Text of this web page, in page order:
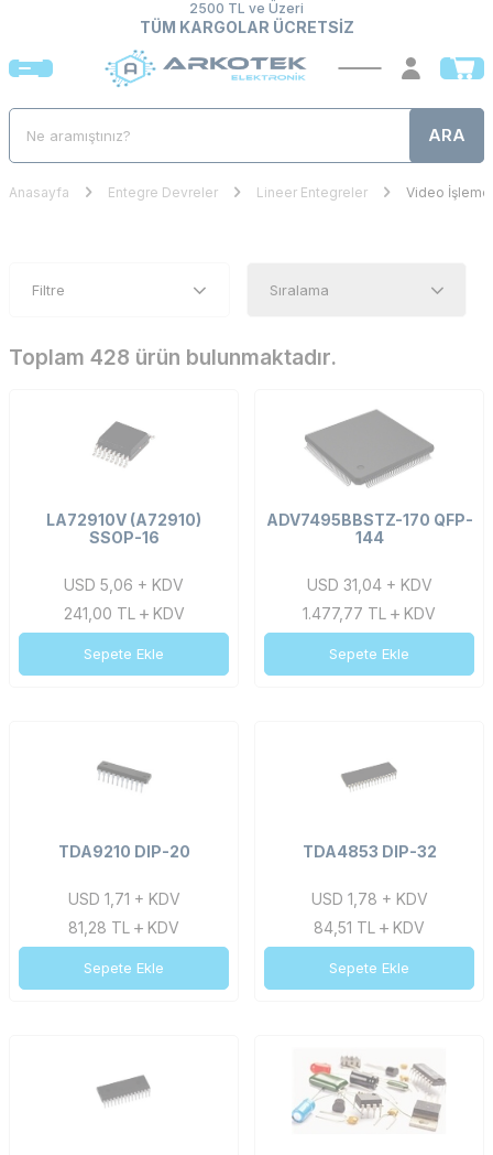
2500 TL ve Üzeri
TÜM KARGOLAR ÜCRETSİZ
ARA
Anasayfa Entegre Devreler Lineer Entegreler Video
Filtre
Toplam 428 ürün bulunmaktadır.
LA72910V (A72910)
SSOP-16
USD 5,06 + KDV
241,00 TL KDV
Sepete Ekle
ADV7495BBSTZ-170 QFP-
144
USD 31,04 + KDV
1.477,77 TL KDV
Sepete Ekle
TDA9210 DIP-20
USD 1,71 + KDV
81,28 TL KDV
Sepete Ekle
TDA4853 DIP-32
USD 1,78 + KDV
84,51 TL KDV
Sepete Ekle